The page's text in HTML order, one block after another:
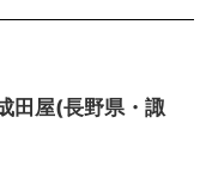
田屋(長野県・諏